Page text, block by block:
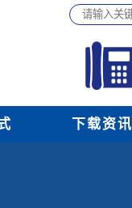
下载资讯